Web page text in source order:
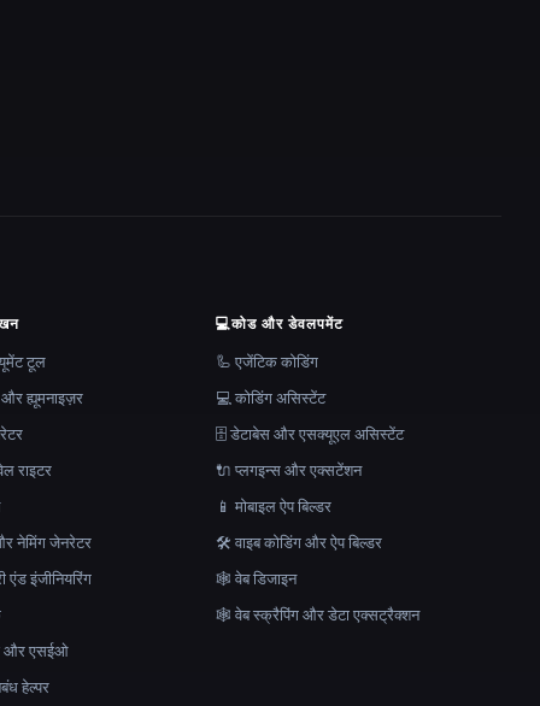
टूल
ह्यूमनाइज़र
राइटर
नेमिंग जेनरेटर
एंड इंजीनियरिंग
और एसईओ
हेल्पर
💻कोड और डेवलपमेंट
🦾 एजेंटिक कोडिंग
💻 कोडिंग असिस्टेंट
🗄️ डेटाबेस और एसक्यूएल असिस्टेंट
🔌 प्लगइन्स और एक्सटेंशन
📱 मोबाइल ऐप बिल्डर
🛠️ वाइब कोडिंग और ऐप बिल्डर
🕸 वेब डिजाइन
🕸️ वेब स्क्रैपिंग और डेटा एक्सट्रैक्शन